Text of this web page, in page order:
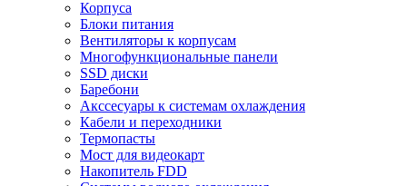
Корпуса
Блоки питания
Вентиляторы к корпусам
Многофункциональные панели
SSD диски
Баребони
Акссесуары к системам охлаждения
Кабели и переходники
Термопасты
Мост для видеокарт
Накопитель FDD